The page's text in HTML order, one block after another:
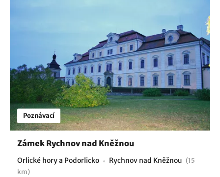
Poznávací
Zámek Rychnov nad Kněžnou
Orlické hory a Podorlicko Rychnov nad Kněžnou (15
km)